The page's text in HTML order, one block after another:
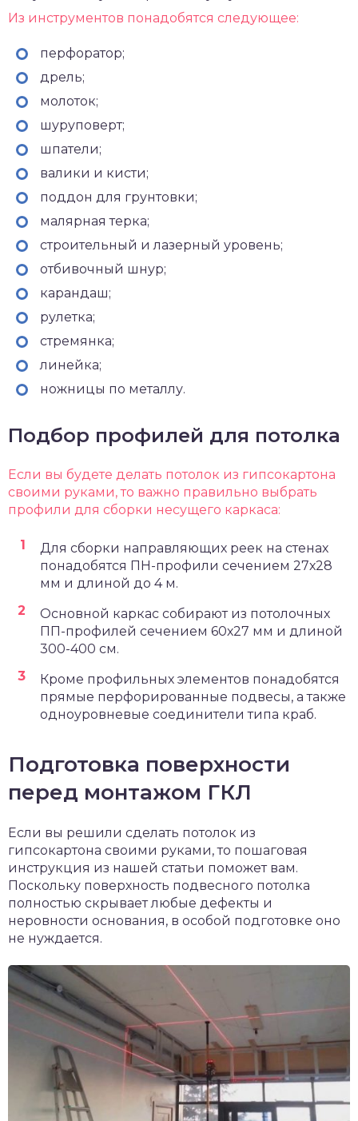
Из инструментов понадобятся следующее:
перфоратор;
дрель;
молоток;
шуруповерт;
шпатели;
валики и кисти;
поддон для грунтовки;
малярная терка;
строительный и лазерный уровень;
отбивочный шнур;
карандаш;
рулетка;
стремянка;
линейка;
ножницы по металлу.
Подбор профилей для потолка
Если вы будете делать потолок из гипсокартона
своими руками, то важно правильно выбрать
профили для сборки несущего каркаса:
Для сборки направляющих реек на стенах
понадобятся ПН-профили сечением 27х28
мм и длиной до 4 м.
Основной каркас собирают из потолочных
ПП-профилей сечением 60х27 мм и длиной
300-400 см.
Кроме профильных элементов понадобятся
прямые перфорированные подвесы, а также
одноуровневые соединители типа краб.
Подготовка поверхности
перед монтажом ГКЛ
Если вы решили сделать потолок из
гипсокартона своими руками, то пошаговая
инструкция из нашей статьи поможет вам.
Поскольку поверхность подвесного потолка
полностью скрывает любые дефекты и
неровности основания, в особой подготовке оно
не нуждается.